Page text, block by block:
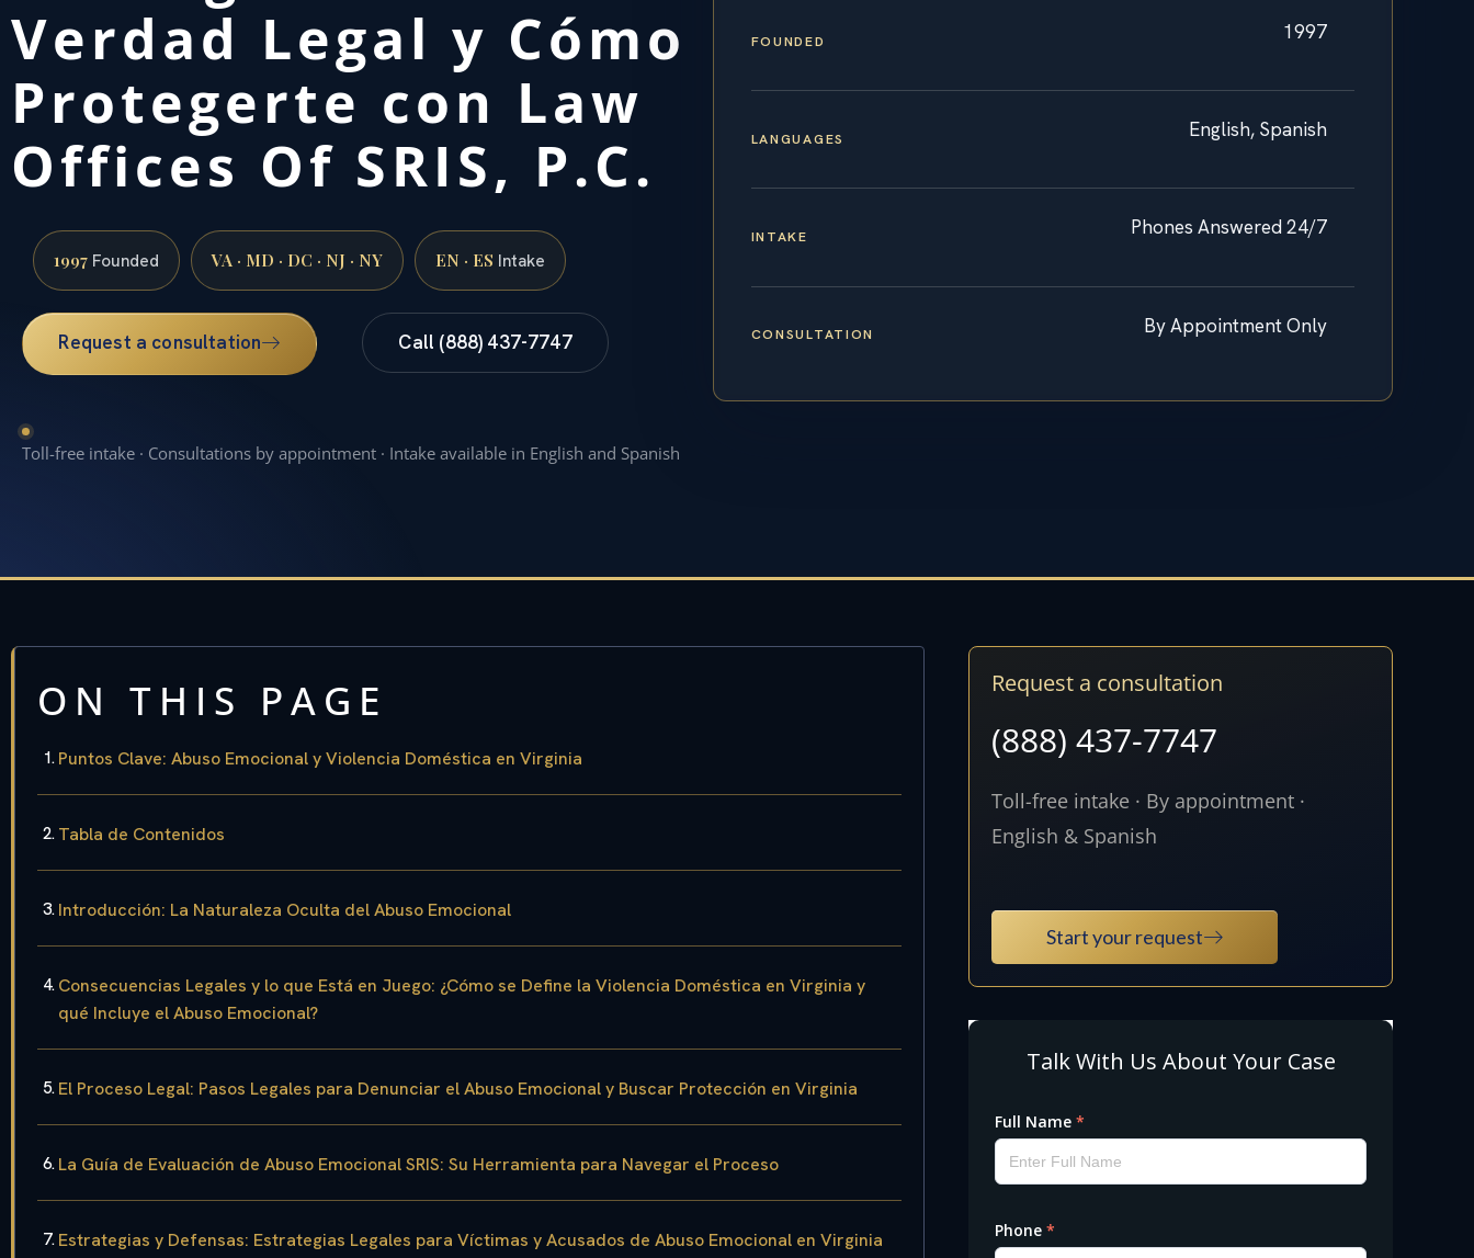
Verdad Legal y Cómo
Protegerte con Law
Offices Of SRIS, P.C.
1997 Founded VA · MD · DC · NJ · NY EN · ES Intake
Request a consultation Call (888) 437-7747
Toll-free intake · Consultations by appointment · Intake available in English and Spanish
FOUNDED 1997
LANGUAGES English, Spanish
INTAKE Phones Answered 24/7
CONSULTATION By Appointment Only
ON THIS PAGE
Puntos Clave: Abuso Emocional y Violencia Doméstica en Virginia
Tabla de Contenidos
Introducción: La Naturaleza Oculta del Abuso Emocional
Consecuencias Legales y lo que Está en Juego: ¿Cómo se Define la Violencia Doméstica en Virginia y
qué Incluye el Abuso Emocional?
El Proceso Legal: Pasos Legales para Denunciar el Abuso Emocional y Buscar Protección en Virginia
La Guía de Evaluación de Abuso Emocional SRIS: Su Herramienta para Navegar el Proceso
Estrategias y Defensas: Estrategias Legales para Víctimas y Acusados de Abuso Emocional en Virginia
Request a consultation
(888) 437-7747
Toll-free intake · By appointment ·
English & Spanish
Start your request